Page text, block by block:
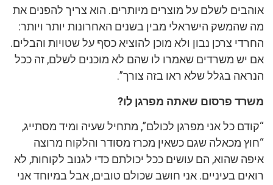
אוהבים לשלם על מוצרים מיותרים. הוא צריך להפנים את
מה שהמשק הישראלי מבין בשנים האחרונות יותר ויותר:
החרדי צרכן נבון ולא מוכן להוציא כסף על שטויות והבלים.
אם יש משרדים שאמרו לו שהם לא מוכנים לשלם, זה ככל
הנראה בגלל שלא ראו בזה צורך”.
משרד פרסום שאתה מפרגן לו?
“קודם כל אני מפרגן לכולם”, מתחיל שעיה ומיד מסתייג,
“חוץ מכאלה שגם כשאין מכרז מסודר והלקוח מרוצה
איפה שהוא, הם עושים ככל יכולתם כדי לגנוב לקוחות, לא
רואים בעיניים. אני חושב שכולם טובים, אבל במיוחד אני